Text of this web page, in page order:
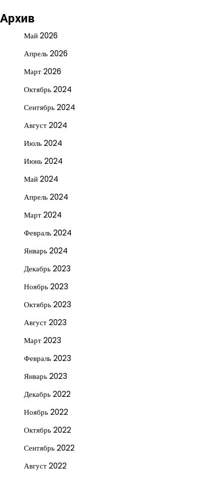
Архив
Май 2026
Апрель 2026
Март 2026
Октябрь 2024
Сентябрь 2024
Август 2024
Июль 2024
Июнь 2024
Май 2024
Апрель 2024
Март 2024
Февраль 2024
Январь 2024
Декабрь 2023
Ноябрь 2023
Октябрь 2023
Август 2023
Март 2023
Февраль 2023
Январь 2023
Декабрь 2022
Ноябрь 2022
Октябрь 2022
Сентябрь 2022
Август 2022